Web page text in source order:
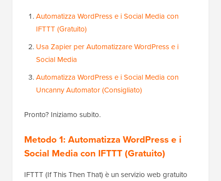
Automatizza WordPress e i Social Media con
IFTTT (Gratuito)
Usa Zapier per Automatizzare WordPress e i
Social Media
Automatizza WordPress e i Social Media con
Uncanny Automator (Consigliato)
Pronto? Iniziamo subito.
Metodo 1: Automatizza WordPress e i
Social Media con IFTTT (Gratuito)
IFTTT (If This Then That) è un servizio web gratuito